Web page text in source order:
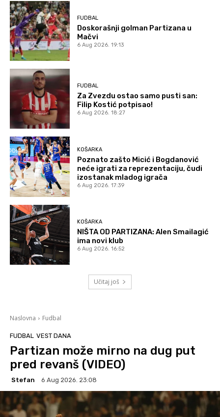
FUDBAL
Doskorašnji golman Partizana u
Mačvi
6 Aug 2026. 19:13
FUDBAL
Za Zvezdu ostao samo pusti san:
Filip Kostić potpisao!
6 Aug 2026. 18:27
KOŠARKA
Poznato zašto Micić i Bogdanović
neće igrati za reprezentaciju, čudi
izostanak mladog igrača
6 Aug 2026. 17:39
KOŠARKA
NIŠTA OD PARTIZANA: Alen Smailagić
ima novi klub
6 Aug 2026. 16:52
Učitaj još